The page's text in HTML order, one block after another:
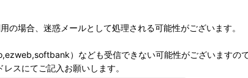
の場合、迷惑メールとして処理される可能性がございます。
）なども受信できない可能性がございますので
スにてご記入お願いします。